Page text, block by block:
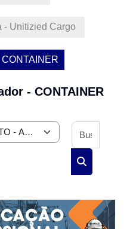
- Unitizied Cargo
- CONTAINER